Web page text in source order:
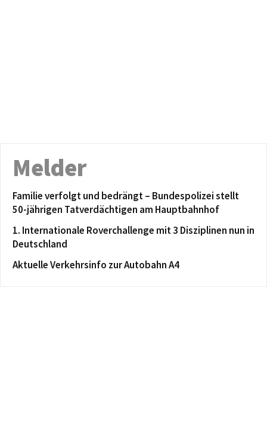
Melder
Familie verfolgt und bedrängt – Bundespolizei stellt
50-jährigen Tatverdächtigen am Hauptbahnhof
1. Internationale Roverchallenge mit 3 Disziplinen nun in
Deutschland
Aktuelle Verkehrsinfo zur Autobahn A4